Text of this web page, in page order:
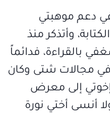
في دعم موهبتي
وأتذكر منذ
بالقراءة، فدائماً
مجالات شتى وكان
إلى معرض
أنسى أختي نورة